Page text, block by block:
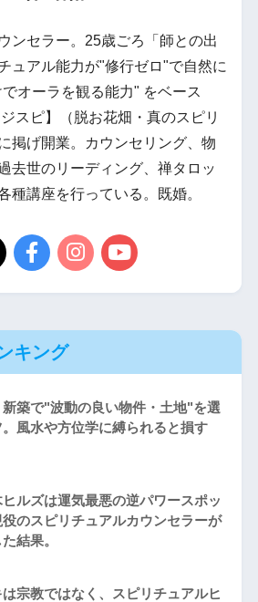
ンセラー。25歳ごろ「師との出
ュアル能力が"修行ゼロ"で自然に
オーラを観る能力" をベース
スピ】（脱お花畑・真のスピリ
掲げ開業。カウンセリング、物
去世のリーディング、禅タロッ
種講座を行っている。既婚。
キング
新築で"波動の良い物件・土地"を選
風水や方位学に縛られると損す
ルズは運気最悪の逆パワースポッ
役のスピリチュアルカウンセラーが
結果。
は宗教ではなく、スピリチュアルヒ